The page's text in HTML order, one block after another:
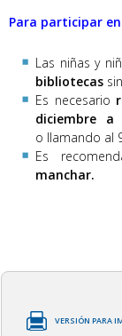
Para participar
Las niñas y
bibliotecas
Es necesario
diciembre a
o llamando al
Es
manchar.
VERSIÓN PARA